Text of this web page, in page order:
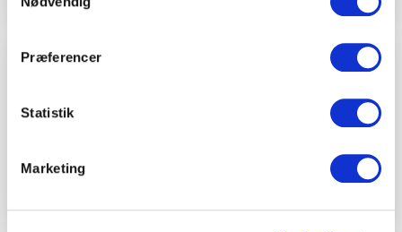
Præferencer
Statistik
Marketing